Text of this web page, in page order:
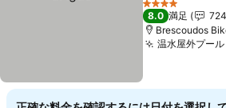
4 ホテルのランク
8.0 満足
Brescoudos
温水屋外プール